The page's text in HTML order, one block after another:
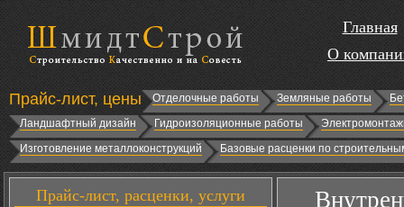
Главная
О
Прайс-лист, цены Отделочные работы Земляные работы
Ландшафтный дизайн
Гидроизоляционные работы
Изготовление металлоконструкций
Базовые расценки по
Прайс-лист, расценки, услуги